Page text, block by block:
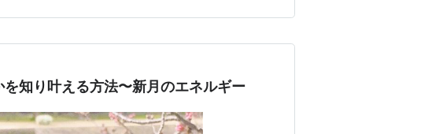
知り叶える方法〜新月のエネルギー